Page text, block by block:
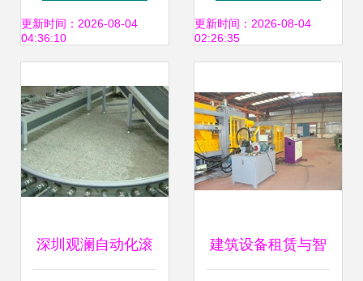
岩棉彩钢领跑防火
更新时间：2026-08-04
04:36:10
司建筑设备租赁指
更新时间：2026-08-04
02:26:35
深圳观澜自动化滚 建筑设备租赁与智